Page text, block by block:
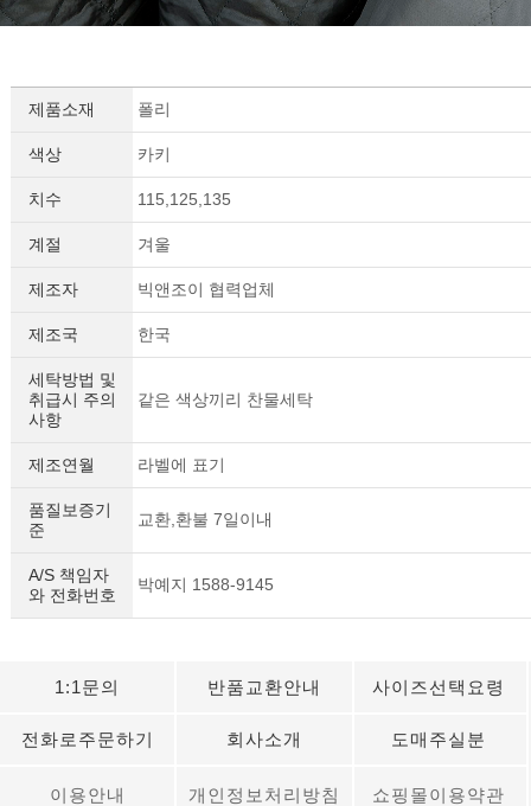
제품소재 폴리
색상 카키
치수 115,125,135
계절 겨울
제조자 빅앤조이 협력업체
제조국 한국
세탁방법 및
취급시 주의
사항
같은 색상끼리 찬물세탁
제조연월 라벨에 표기
품질보증기
준
교환,환불 7일이내
A/S 책임자
와 전화번호
박예지 1588-9145
1:1문의 반품교환안내 사이즈선택요령
전화로주문하기 회사소개 도매주실분
이용안내 개인정보처리방침 쇼핑몰이용약관